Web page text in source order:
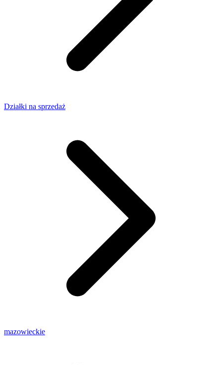
Działki na sprzedaż
mazowieckie